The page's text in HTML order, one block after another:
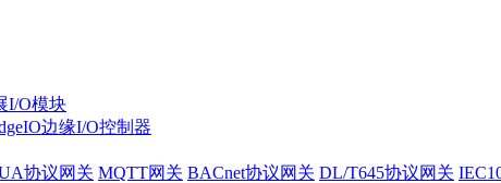
I/O模块
边缘I/O控制器
协议网关 MQTT网关 BACnet协议网关 DL/T645协议网关